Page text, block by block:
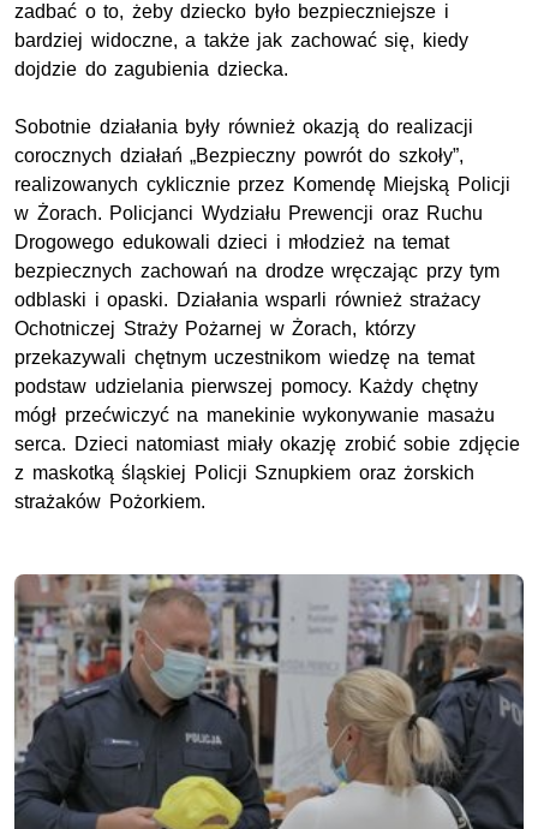
zadbać o to, żeby dziecko było bezpieczniejsze i
bardziej widoczne, a także jak zachować się, kiedy
dojdzie do zagubienia dziecka.
Sobotnie działania były również okazją do realizacji
corocznych działań „Bezpieczny powrót do szkoły”,
realizowanych cyklicznie przez Komendę Miejską Policji
w Żorach. Policjanci Wydziału Prewencji oraz Ruchu
Drogowego edukowali dzieci i młodzież na temat
bezpiecznych zachowań na drodze wręczając przy tym
odblaski i opaski. Działania wsparli również strażacy
Ochotniczej Straży Pożarnej w Żorach, którzy
przekazywali chętnym uczestnikom wiedzę na temat
podstaw udzielania pierwszej pomocy. Każdy chętny
mógł przećwiczyć na manekinie wykonywanie masażu
serca. Dzieci natomiast miały okazję zrobić sobie zdjęcie
z maskotką śląskiej Policji Sznupkiem oraz żorskich
strażaków Pożorkiem.